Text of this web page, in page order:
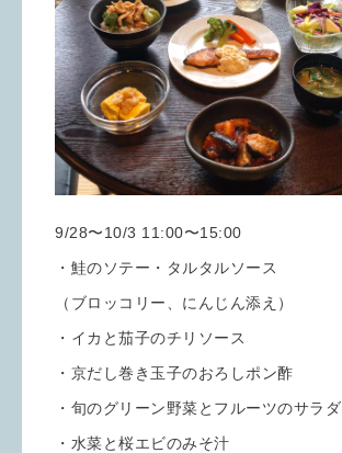
9/28〜10/3 11:00〜15:00
・鮭のソテー・タルタルソース
（ブロッコリー、にんじん添え）
・イカと茄子のチリソース
・京だし巻き玉子のおろしポン酢
・旬のグリーン野菜とフルーツのサラダ
・水菜と桜エビのみそ汁